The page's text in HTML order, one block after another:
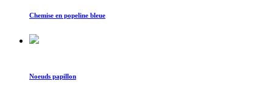
Chemise en popeline bleue
Noeuds papillon